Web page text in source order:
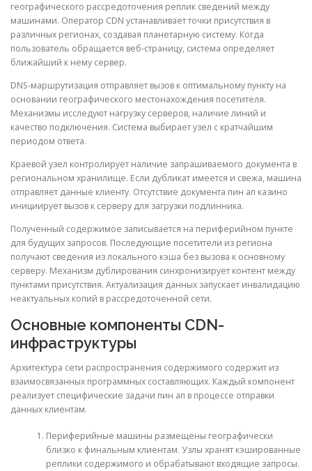
географического рассредоточения реплик сведений между
машинами. Оператор CDN устанавливает точки присутствия в
различных регионах, создавая планетарную систему. Когда
пользователь обращается веб-страницу, система определяет
ближайший к нему сервер.
DNS-маршрутизация отправляет вызов к оптимальному пункту на
основании географического местонахождения посетителя.
Механизмы исследуют нагрузку серверов, наличие линий и
качество подключения. Система выбирает узел с кратчайшим
периодом ответа.
Краевой узел контролирует наличие запрашиваемого документа в
региональном хранилище. Если дубликат имеется и свежа, машина
отправляет данные клиенту. Отсутствие документа пин ап казино
инициирует вызов к серверу для загрузки подлинника.
Полученный содержимое записывается на периферийном пункте
для будущих запросов. Последующие посетители из региона
получают сведения из локального кэша без вызова к основному
серверу. Механизм дублирования синхронизирует контент между
пунктами присутствия. Актуализация данных запускает инвалидацию
неактуальных копий в рассредоточенной сети.
Основные компоненты CDN-
инфраструктуры
Архитектура сети распространения содержимого содержит из
взаимосвязанных программных составляющих. Каждый компонент
реализует специфические задачи пин ап в процессе отправки
данных клиентам.
Периферийные машины размещены географически
близко к финальным клиентам. Узлы хранят кэшированные
реплики содержимого и обрабатывают входящие запросы.